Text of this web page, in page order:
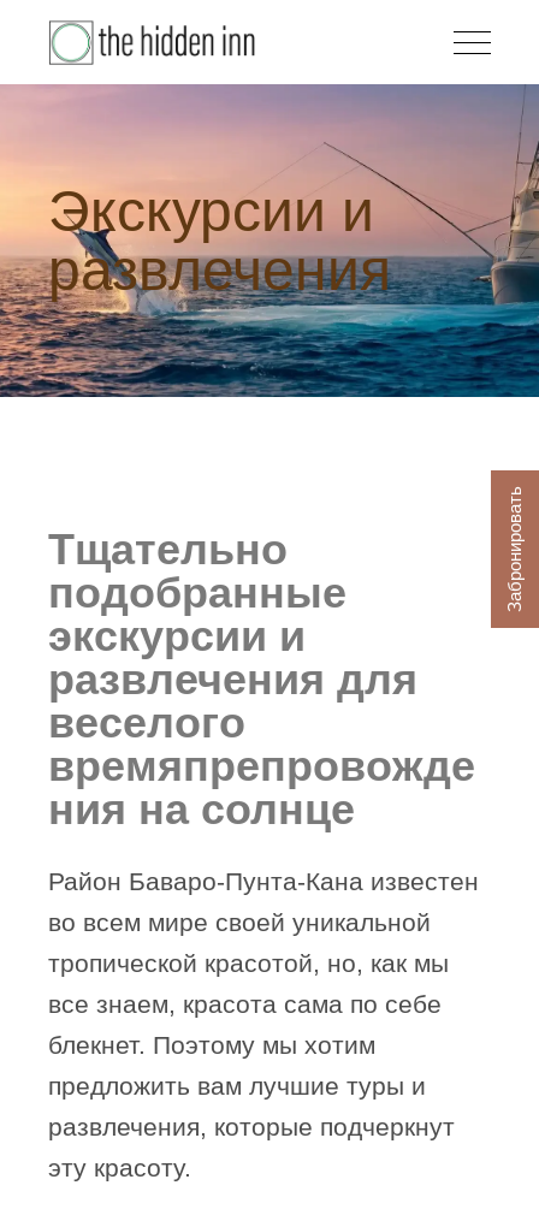
Экскурсии и
развлечения
Тщательно
подобранные
экскурсии и
развлечения для
веселого
времяпрепровожде
ния на солнце
Район Баваро-Пунта-Кана известен
во всем мире своей уникальной
тропической красотой, но, как мы
все знаем, красота сама по себе
блекнет. Поэтому мы хотим
предложить вам лучшие туры и
развлечения, которые подчеркнут
эту красоту.
Забронировать